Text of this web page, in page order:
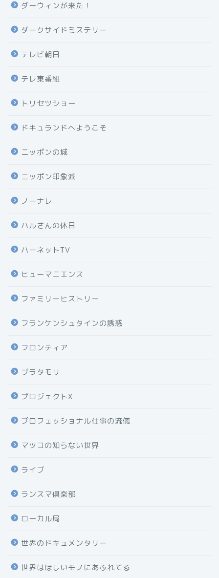
ダーウィンが来た！
ダークサイドミステリー
テレビ朝日
テレ東番組
トリセツショー
ドキュランドへようこそ
ニッポンの城
ニッポン印象派
ノーナレ
ハルさんの休日
ハーネットTV
ヒューマニエンス
ファミリーヒストリー
フランケンシュタインの誘惑
フロンティア
ブラタモリ
プロジェクトX
プロフェッショナル仕事の流儀
マツコの知らない世界
ライブ
ランスマ倶楽部
ローカル局
世界のドキュメンタリー
世界はほしいモノにあふれてる